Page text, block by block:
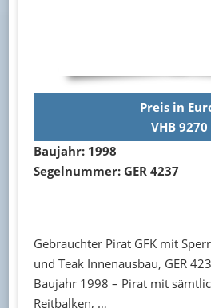
Preis in
VHB 9270
Baujahr: 1998
Segelnummer: GER 4237
Gebrauchter Pirat GFK mit
und Teak Innenausbau, GER
Baujahr 1998 – Pirat mit
Reitbalken, …